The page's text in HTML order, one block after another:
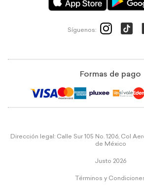
Síguenos:
Formas de pago
Dirección legal: Calle Sur 105 No. 1206, Col
de México
Justo 2026
Términos y